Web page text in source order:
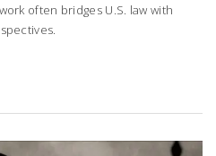
often bridges U.S. law with